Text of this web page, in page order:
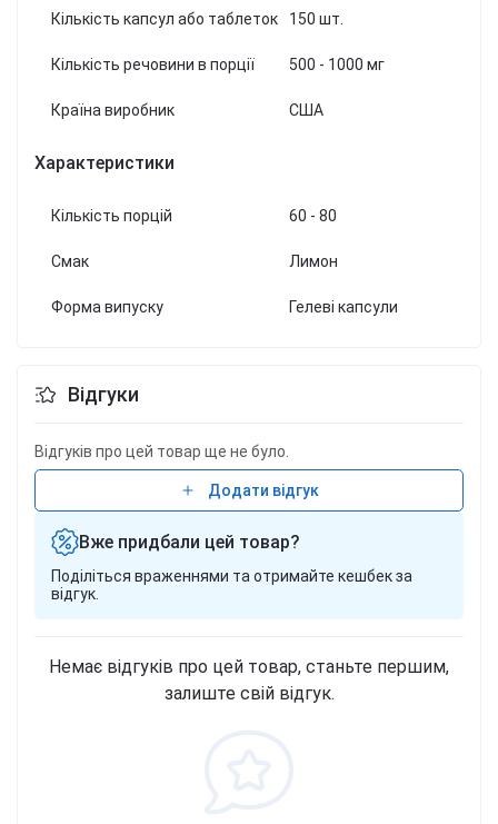
Кількість капсул або таблеток 150 шт.
Кількість речовини в порції 500 - 1000 мг
Країна виробник США
Характеристики
Кількість порцій 60 - 80
Смак Лимон
Форма випуску Гелеві капсули
Відгуки
Відгуків про цей товар ще не було.
Додати відгук
Вже придбали цей товар?
Поділіться враженнями та отримайте кешбек за
відгук.
Немає відгуків про цей товар, станьте першим,
залиште свій відгук.